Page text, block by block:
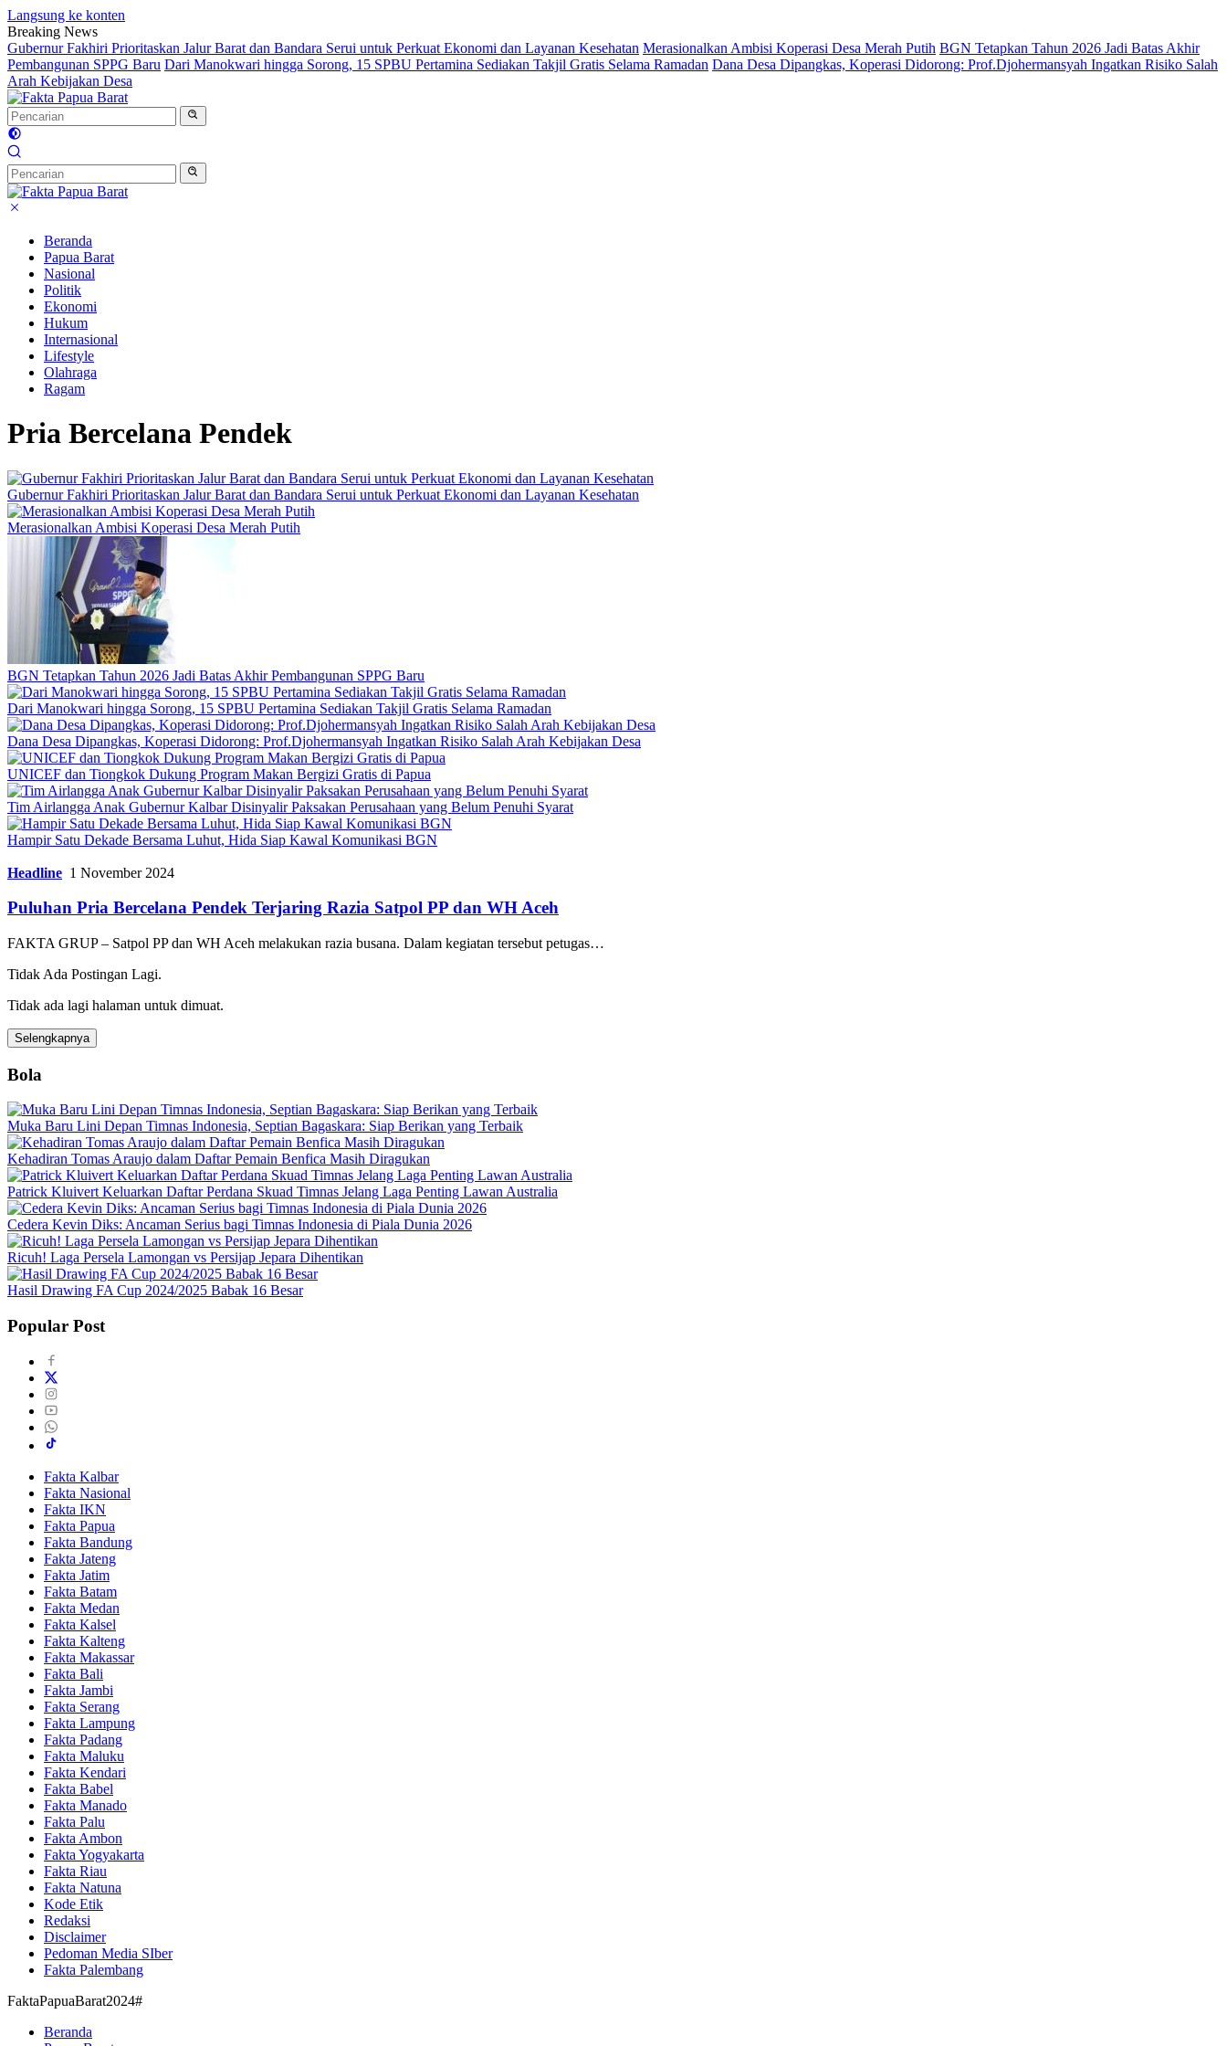
Langsung ke konten
Breaking News
Gubernur Fakhiri Prioritaskan Jalur Barat dan Bandara Serui untuk Perkuat Ekonomi dan Layanan Kesehatan Merasionalkan Ambisi Koperasi Desa Merah Putih BGN Tetapkan Tahun 2026 Jadi Batas Akhir
Pembangunan SPPG Baru Dari Manokwari hingga Sorong, 15 SPBU Pertamina Sediakan Takjil Gratis Selama Ramadan Dana Desa Dipangkas, Koperasi Didorong: Prof.Djohermansyah Ingatkan Risiko Salah
Arah Kebijakan Desa
Beranda
Papua Barat
Nasional
Politik
Ekonomi
Hukum
Internasional
Lifestyle
Olahraga
Ragam
Pria Bercelana Pendek
Gubernur Fakhiri Prioritaskan Jalur Barat dan Bandara Serui untuk Perkuat Ekonomi dan Layanan Kesehatan
Merasionalkan Ambisi Koperasi Desa Merah Putih
BGN Tetapkan Tahun 2026 Jadi Batas Akhir Pembangunan SPPG Baru
Dari Manokwari hingga Sorong, 15 SPBU Pertamina Sediakan Takjil Gratis Selama Ramadan
Dana Desa Dipangkas, Koperasi Didorong: Prof.Djohermansyah Ingatkan Risiko Salah Arah Kebijakan Desa
UNICEF dan Tiongkok Dukung Program Makan Bergizi Gratis di Papua
Tim Airlangga Anak Gubernur Kalbar Disinyalir Paksakan Perusahaan yang Belum Penuhi Syarat
Hampir Satu Dekade Bersama Luhut, Hida Siap Kawal Komunikasi BGN
Headline 1 November 2024
Puluhan Pria Bercelana Pendek Terjaring Razia Satpol PP dan WH Aceh
FAKTA GRUP – Satpol PP dan WH Aceh melakukan razia busana. Dalam kegiatan tersebut petugas…
Tidak Ada Postingan Lagi.
Tidak ada lagi halaman untuk dimuat.
Selengkapnya
Bola
Muka Baru Lini Depan Timnas Indonesia, Septian Bagaskara: Siap Berikan yang Terbaik
Kehadiran Tomas Araujo dalam Daftar Pemain Benfica Masih Diragukan
Patrick Kluivert Keluarkan Daftar Perdana Skuad Timnas Jelang Laga Penting Lawan Australia
Cedera Kevin Diks: Ancaman Serius bagi Timnas Indonesia di Piala Dunia 2026
Ricuh! Laga Persela Lamongan vs Persijap Jepara Dihentikan
Hasil Drawing FA Cup 2024/2025 Babak 16 Besar
Popular Post
Fakta Kalbar
Fakta Nasional
Fakta IKN
Fakta Papua
Fakta Bandung
Fakta Jateng
Fakta Jatim
Fakta Batam
Fakta Medan
Fakta Kalsel
Fakta Kalteng
Fakta Makassar
Fakta Bali
Fakta Jambi
Fakta Serang
Fakta Lampung
Fakta Padang
Fakta Maluku
Fakta Kendari
Fakta Babel
Fakta Manado
Fakta Palu
Fakta Ambon
Fakta Yogyakarta
Fakta Riau
Fakta Natuna
Kode Etik
Redaksi
Disclaimer
Pedoman Media SIber
Fakta Palembang
FaktaPapuaBarat2024#
Beranda